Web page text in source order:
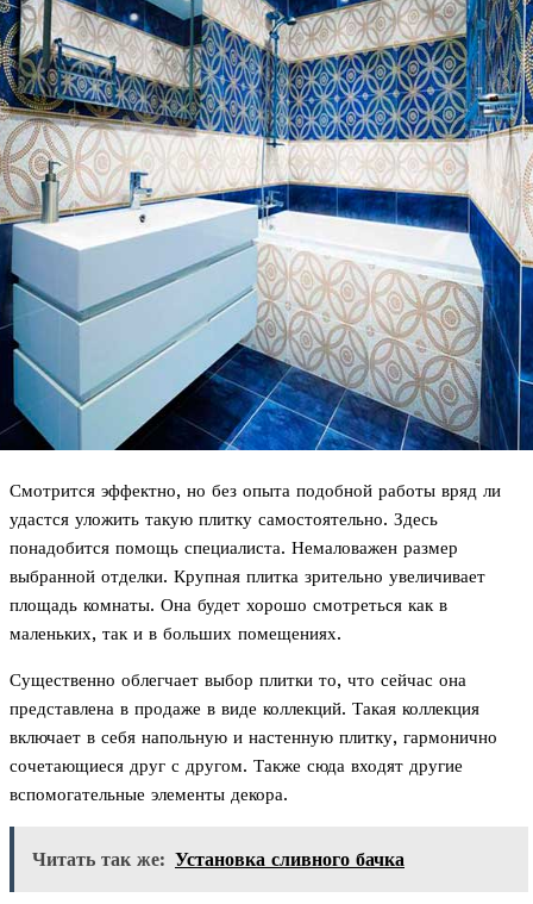
Смотрится эффектно, но без опыта подобной работы вряд ли
удастся уложить такую плитку самостоятельно. Здесь
понадобится помощь специалиста. Немаловажен размер
выбранной отделки. Крупная плитка зрительно увеличивает
площадь комнаты. Она будет хорошо смотреться как в
маленьких, так и в больших помещениях.
Существенно облегчает выбор плитки то, что сейчас она
представлена в продаже в виде коллекций. Такая коллекция
включает в себя напольную и настенную плитку, гармонично
сочетающиеся друг с другом. Также сюда входят другие
вспомогательные элементы декора.
Читать так же: Установка сливного бачка